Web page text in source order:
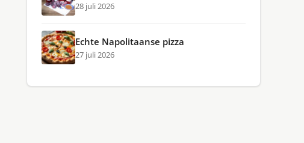
28 juli 2026
Echte Napolitaanse pizza
27 juli 2026